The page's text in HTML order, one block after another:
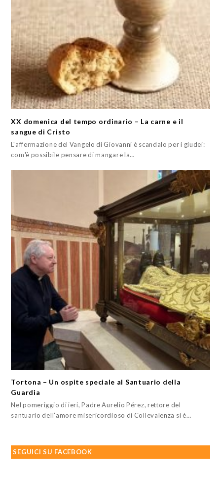
XX domenica del tempo ordinario – La carne e il
sangue di Cristo
L'affermazione del Vangelo di Giovanni è scandalo per i giudei:
com'è possibile pensare di mangare la…
Tortona – Un ospite speciale al Santuario della
Guardia
Nel pomeriggio di ieri, Padre Aurelio Pérez, rettore del
santuario dell’amore misericordioso di Collevalenza si è…
SEGUICI SU FACEBOOK